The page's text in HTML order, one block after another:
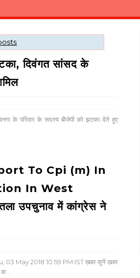
दिवंगत सांसद के
के परिवार के सदस्य बीजेपी को झटका देते हुए
To Cpi (m) In
In West
उपचुनाव में कांग्रेस ने
03 May 2018 10:59 PM IST ख़बर सुनें ख़बर
क...